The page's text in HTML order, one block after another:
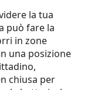
la tua
può fare la
in zone
una posizione
chiusa per